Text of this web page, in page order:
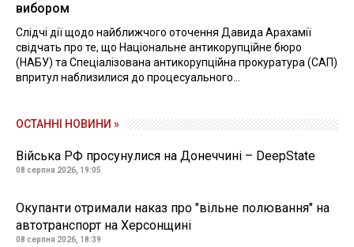
вибором
Слідчі дії щодо найближчого оточення Давида Арахамії
свідчать про те, що Національне антикорупційне бюро
(НАБУ) та Спеціалізована антикорупційна прокуратура (САП)
впритул наблизилися до процесуального...
ОСТАННІ НОВИНИ »
Війська РФ просунулися на Донеччині – DeepState
08 серпня 2026, 19:05
Окупанти отримали наказ про "вільне полювання" на
автотранспорт на Херсонщині
08 серпня 2026, 18:39